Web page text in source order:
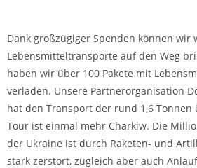
Dank großzügiger Spenden können wir
Lebensmitteltransporte auf den Weg
haben wir über 100 Pakete mit
verladen. Unsere Partnerorganisation
hat den Transport der rund 1,6
Tour ist einmal mehr Charkiw. Die
der Ukraine ist durch Raketen- und
stark zerstört, zugleich aber auch